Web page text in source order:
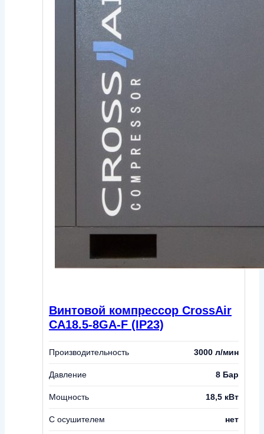
Винтовой компрессор CrossAir
CA18.5-8GA-F (IP23)
Производительность 3000 л/мин
Давление 8 Бар
Мощность 18,5 кВт
С осушителем нет